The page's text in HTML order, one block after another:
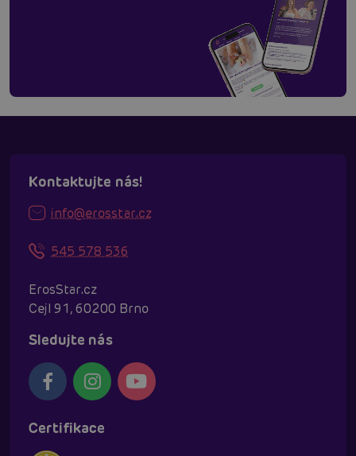
Kontaktujte nás!
info@erosstar.cz
545 578 536
ErosStar.cz
Cejl 91, 60200 Brno
Sledujte nás
Certifikace